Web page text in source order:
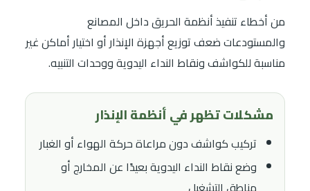
من أخطاء تنفيذ أنظمة الحريق داخل المصانع
والمستودعات ضعف توزيع أجهزة الإنذار أو اختيار أماكن غير
مناسبة للكواشف ونقاط النداء اليدوية ووحدات التنبيه.
مشكلات تظهر في أنظمة الإنذار
تركيب كواشف دون مراعاة حركة الهواء أو الغبار
وضع نقاط النداء اليدوية بعيدًا عن المخارج أو